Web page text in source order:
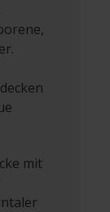
mit